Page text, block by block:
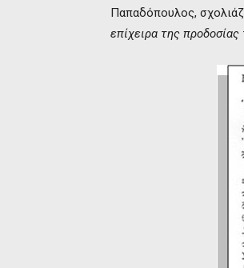
Παπαδόπουλος,
επίχειρα της